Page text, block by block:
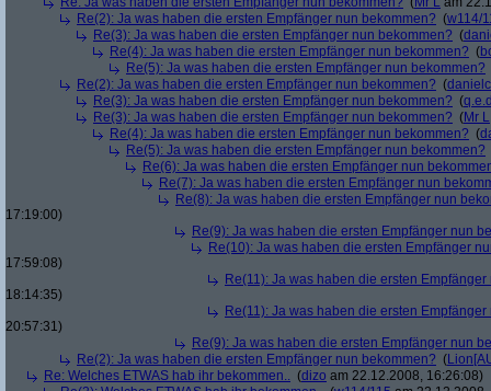
Re(2): Ja was haben die ersten Empfänger nun bekommen? (w114/
Re(3): Ja was haben die ersten Empfänger nun bekommen? (
Re(4): Ja was haben die ersten Empfänger nun bekommen? (
Re(5): Ja was haben die ersten Empfänger nun bekommen?
Re(2): Ja was haben die ersten Empfänger nun bekommen? (
Re(3): Ja was haben die ersten Empfänger nun bekommen? (
Re(3): Ja was haben die ersten Empfänger nun bekommen? (Mr L
Re(4): Ja was haben die ersten Empfänger nun bekommen? (
Re(5): Ja was haben die ersten Empfänger nun bekommen?
Re(6): Ja was haben die ersten Empfänger nun
Re(7): Ja was haben die ersten Empfänger nun
Re(8): Ja was haben die ersten Empfänger nun
17:19:00)
Re(9): Ja was haben die ersten Empfänger nun
Re(10): Ja was haben die ersten Empfänger
17:59:08)
Re(11): Ja was haben die ersten
18:14:35)
Re(11): Ja was haben die ersten
20:57:31)
Re(9): Ja was haben die ersten Empfänger nun
Re(2): Ja was haben die ersten Empfänger nun bekommen? (
Re: Welches ETWAS hab ihr bekommen.. (dizo am 22.12.2008, 16:26:08)